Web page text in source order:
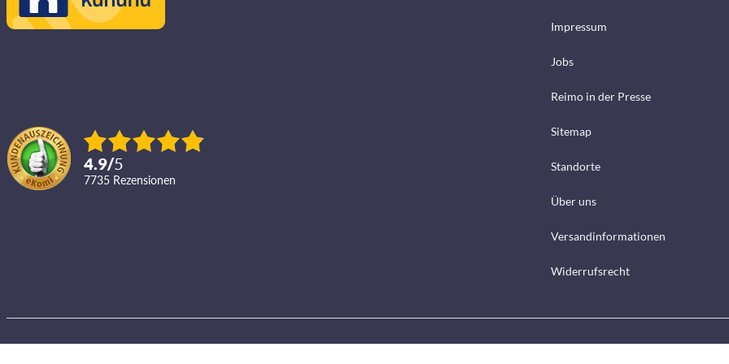
4.9/5
7735 Rezensionen
Impressum
Jobs
Reimo in der Presse
Sitemap
Standorte
Über uns
Versandinformationen
Widerrufsrecht